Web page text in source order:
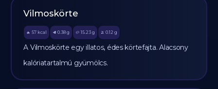
Vilmoskörte
🔥 57 kcal 🥩 0.38 g 🥔 15.23g 🫒 0.12 g
A Vilmoskörte egy illatos, édes körtefajta. Alacsony
kalóriatartalmú gyümölcs.